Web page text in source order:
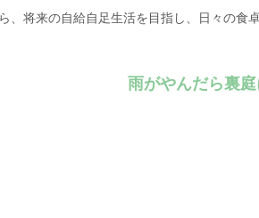
、将来の自給自足生活を目指し、日々の食
雨がやんだら裏庭